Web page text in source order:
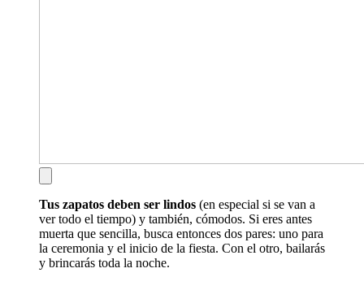
Tus zapatos deben ser lindos (en especial si se van a
ver todo el tiempo) y también, cómodos. Si eres antes
muerta que sencilla, busca entonces dos pares: uno para
la ceremonia y el inicio de la fiesta. Con el otro, bailarás
y brincarás toda la noche.